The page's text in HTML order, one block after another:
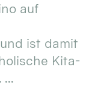
auf
ist damit
Kita-
...